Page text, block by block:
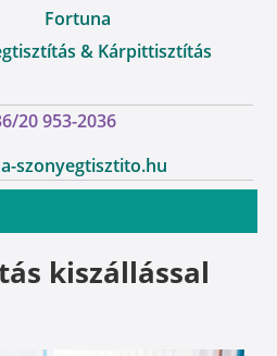
Fortuna
& Kárpittisztítás
20 953-2036
szonyegtisztito.hu
kiszállással